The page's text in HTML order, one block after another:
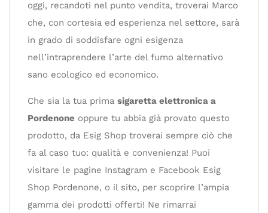
oggi, recandoti nel punto vendita, troverai Marco
che, con cortesia ed esperienza nel settore, sarà
in grado di soddisfare ogni esigenza
nell’intraprendere l’arte del fumo alternativo
sano ecologico ed economico.
Che sia la tua prima sigaretta elettronica a
Pordenone oppure tu abbia già provato questo
prodotto, da Esig Shop troverai sempre ciò che
fa al caso tuo: qualità e convenienza! Puoi
visitare le pagine Instagram e Facebook Esig
Shop Pordenone, o il sito, per scoprire l’ampia
gamma dei prodotti offerti! Ne rimarrai